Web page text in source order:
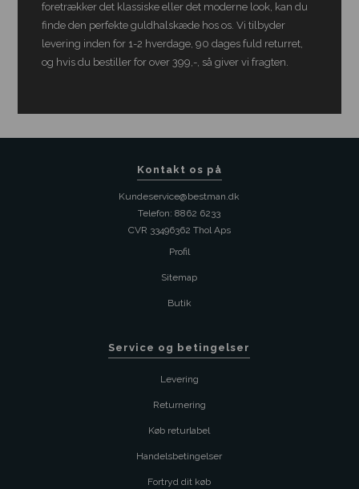
foretrækker det klassiske eller det moderne look, kan du
finde den perfekte guldhalskæde hos os. Vi tilbyder
levering inden for 1-2 hverdage, 90 dages fuld returret,
og hvis du bestiller for over 399,-, så giver vi fragten.
Kontakt os på
Kundeservice@bestman.dk
Telefon: 8862 6233
CVR 33496362 Thol Aps
Profil
Sitemap
Butik
Service og betingelser
Levering
Returnering
Køb returlabel
Handelsbetingelser
Fortryd dit køb